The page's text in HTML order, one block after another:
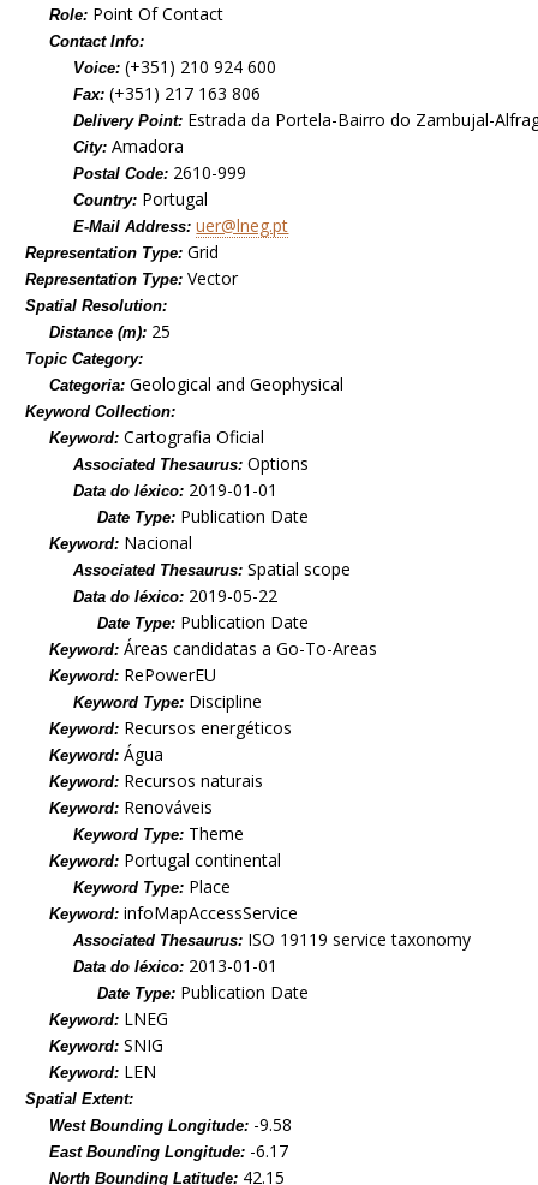
Role: Point Of Contact
Contact Info:
Voice:(+351) 210 924 600
Fax:(+351) 217 163 806
Delivery Point: Estrada da Portela-Bairro do Zambujal-
City:Amadora
Postal Code: 2610-999
Country: Portugal
E-Mail Address:uer@lneg.pt
Representation Type:Grid
Representation Type:Vector
Spatial Resolution:
Distance (m): 25
Topic Category:
Categoria:Geological and Geophysical
Keyword Collection:
Keyword:Cartografia Oficial
Associated Thesaurus:Options
Data do léxico: 2019-01-01
Date Type: Publication Date
Keyword: Nacional
Associated Thesaurus:Spatial scope
Data do léxico: 2019-05-22
Date Type: Publication Date
Keyword:Áreas candidatas a Go-To-Areas
Keyword: RePowerEU
Keyword Type: Discipline
Keyword: Recursos energéticos
Keyword:Água
Keyword: Recursos naturais
Keyword: Renováveis
Keyword Type: Theme
Keyword: Portugal continental
Keyword Type: Place
Keyword:infoMapAccessService
Associated Thesaurus: ISO 19119 service taxonomy
Data do léxico: 2013-01-01
Date Type: Publication Date
Keyword: LNEG
Keyword:SNIG
Keyword: LEN
Spatial Extent:
West Bounding Longitude: -9.58
East Bounding Longitude: -6.17
North Bounding Latitude: 42.15